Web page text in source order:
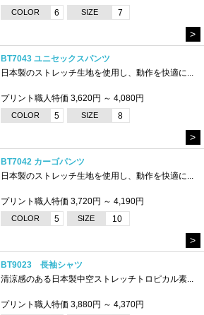
COLOR 6 SIZE 7
>
BT7043 ユニセックスパンツ
日本製のストレッチ生地を使用し、動作を快適に...
プリント職人特価 3,620円 ～ 4,080円
COLOR 5 SIZE 8
>
BT7042 カーゴパンツ
日本製のストレッチ生地を使用し、動作を快適に...
プリント職人特価 3,720円 ～ 4,190円
COLOR 5 SIZE 10
>
BT9023 長袖シャツ
清涼感のある日本製中空ストレッチトロピカル素...
プリント職人特価 3,880円 ～ 4,370円